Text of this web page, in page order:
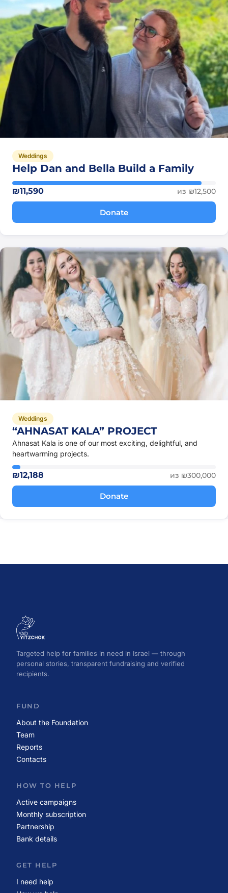
Weddings
Help Dan and Bella Build a Family
₪11,590 из ₪12,500
Donate
Weddings
“AHNASAT KALA” PROJECT
Ahnasat Kala is one of our most exciting, delightful, and
heartwarming projects.
₪12,188 из ₪300,000
Donate
Targeted help for families in need in Israel — through
personal stories, transparent fundraising and verified
recipients.
FUND
About the Foundation
Team
Reports
Contacts
HOW TO HELP
Active campaigns
Monthly subscription
Partnership
Bank details
GET HELP
I need help